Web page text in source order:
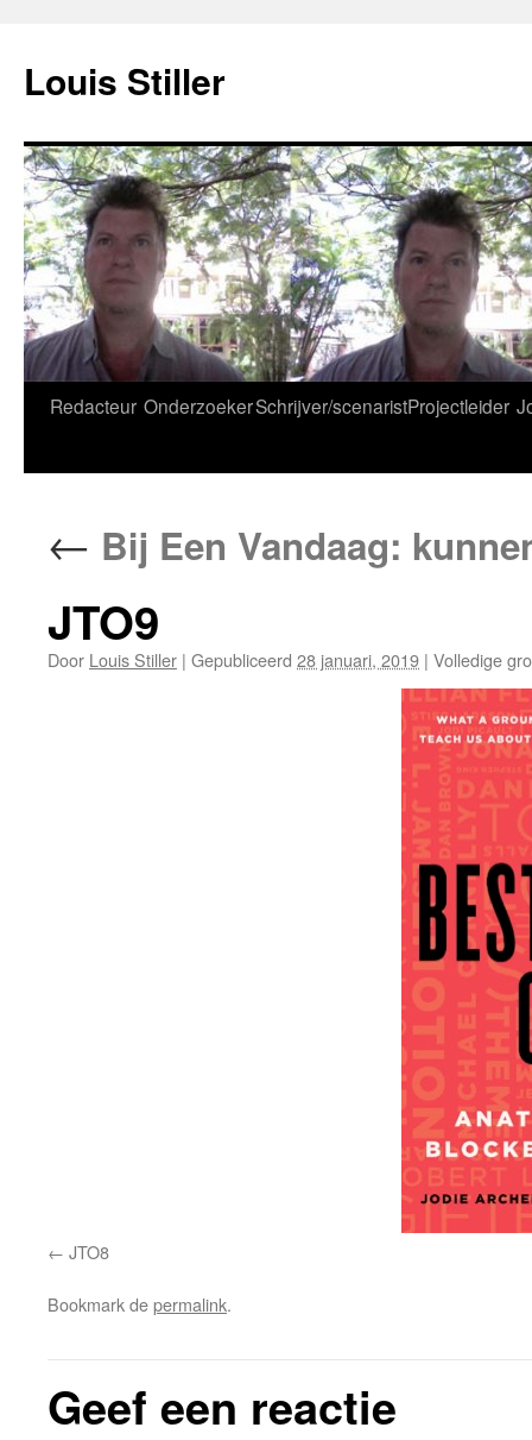
inhoud
Louis Stiller
Redacteur OnderzoekerSchrijver/scenaristProjectleider
← Bij Een Vandaag:
JTO9
Door Louis Stiller | Gepubliceerd 28 januari, 2019 | Volledige
JTO8
Bookmark depermalink.
Geef een reactie